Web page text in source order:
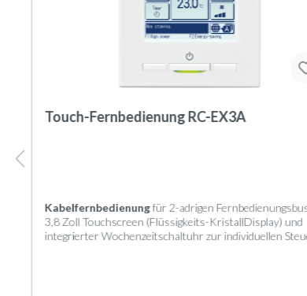
Touch-Fernbedienung RC-EX3A
Kabelfernbedienungfür 2-adrigen
3,8 Zoll Touchscreen (Flüssigkeits-KristallDisplay) und
integrierter Wochenzeitschaltuhr zur individuellen